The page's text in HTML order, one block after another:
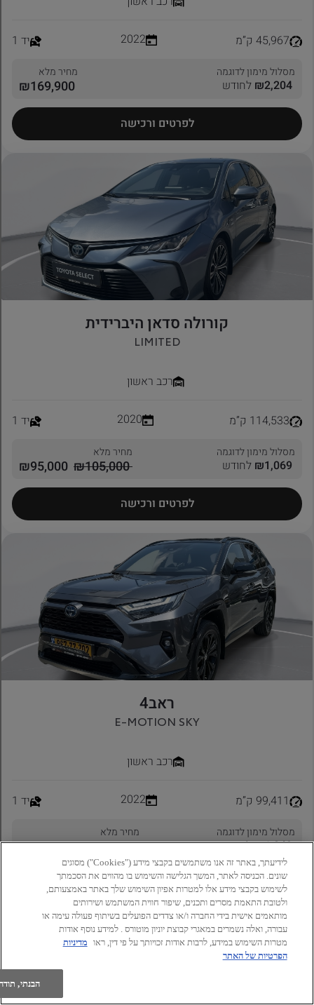
לידיעתך, באתר זה אנו משתמשים בקבצי מידע ("Cookies") מסוגים
שונים. הכניסה לאתר, המשך הגלישה והשימוש בו מהווים את הסכמתך
לשימוש בקבצי מידע אלו למטרות אפיון השימוש שלך באתר באמצעותם,
ולטובת התאמת מסרים ותכנים, שיפור חווית המשתמש ושירותים
מותאמים אישית בידי החברה ו/או צדדים הפועלים בשיתוף פעולה עימה או
עבורה, ואלה נשמרים במאגרי קבוצת יוניון מוטורס . למידע נוסף אודות
מטרות השימוש במידע, לרבות אודות זכויותך על פי דין, ראו מדיניות
הפרטיות של האתר
הבנתי,